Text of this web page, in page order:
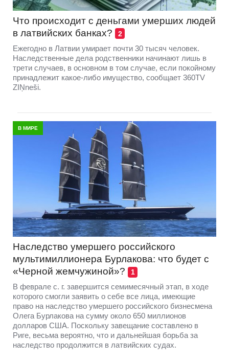
Что происходит с деньгами умерших людей
в латвийских банках?
2
Ежегодно в Латвии умирает почти 30 тысяч человек.
Наследственные дела родственники начинают лишь в
трети случаев, в основном в том случае, если покойному
принадлежит какое-либо имущество, сообщает 360TV
ZIŅneši.
В МИРЕ
Наследство умершего российского
мультимиллионера Бурлакова: что будет с
«Черной жемчужиной»?
1
В феврале с. г. завершится семимесячный этап, в ходе
которого смогли заявить о себе все лица, имеющие
право на наследство умершего российского бизнесмена
Олега Бурлакова на сумму около 650 миллионов
долларов США. Поскольку завещание составлено в
Риге, весьма вероятно, что и дальнейшая борьба за
наследство продолжится в латвийских судах.